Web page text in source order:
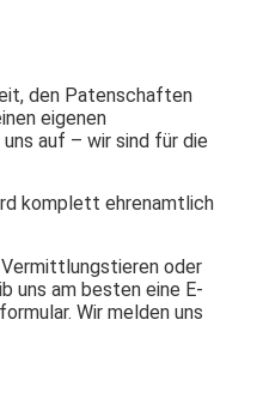
den Patenschaften
eigenen
auf – wir sind für die
komplett ehrenamtlich
oder
uns am besten eine E-
Wir melden uns